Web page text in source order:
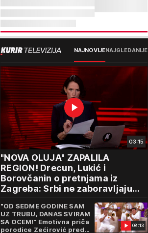
NAJNOVIJENAJGLEDANIJE
03:15
"NOVA OLUJA" ZAPALILA
REGION! Drecun, Lukić i
Borovčanin o pretnjama iz
Zagreba: Srbi ne zaboravljaju
progon
08:13
"OD SEDME GODINE SAM
UZ TRUBU, DANAS SVIRAM
SA OCEM!" Emotivna priča
porodice Zećirović pred